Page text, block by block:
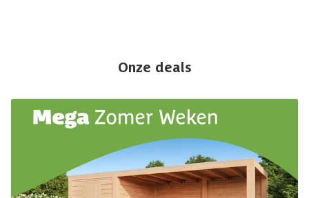
Onze deals